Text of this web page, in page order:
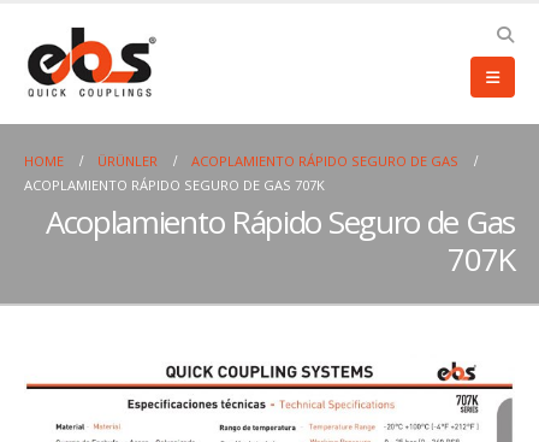
HOME ÜRÜNLER
ACOPLAMIENTO RÁPIDO SEGURO DE GAS
ACOPLAMIENTO RÁPIDO SEGURO DE GAS 707K
Acoplamiento Rápido Seguro de Gas
707K